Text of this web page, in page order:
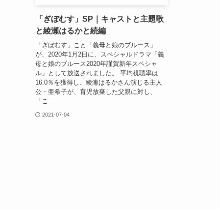
「ぎぼむす」SP｜キャストと主題歌
と綾瀬はるかと続編
「ぎぼむす」こと「義母と娘のブルース」
が、2020年1月2日に、スペシャルドラマ「義
母と娘のブルース2020年謹賀新年スペシャ
ル」として放送されました。 平均視聴率は
16.0％を獲得し、綾瀬はるかさん演じる主人
公・亜希子が、育児放棄した父親に対し、
「こ...
2021-07-04